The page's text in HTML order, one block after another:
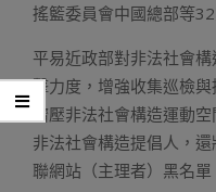
搖籃委員會中國總部等
平易近政部對非法社會
擊力度，增強收集巡檢
擠壓非法社會構造運動
非法社會構造提倡人，
聯網站（主理者）黑名單